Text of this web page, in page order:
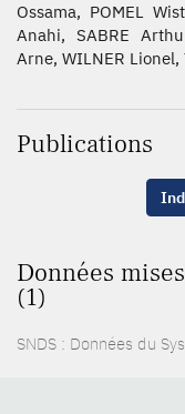
Ossama, POMEL
Anahi, SABRE
Arne, WILNER Lionel,
Publications
Données
(1)
SNDS : Données du